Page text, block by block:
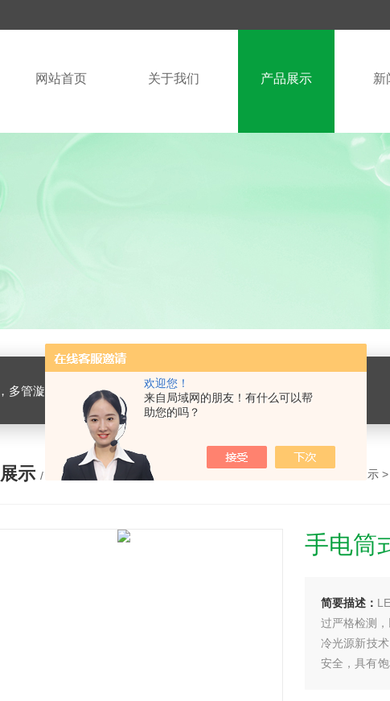
欢迎您！
来自局域网的朋友！有什么可以帮
助您的吗？
网站首页 关于我们 产品展示 新
，恒温混匀仪，水平摇床，牛奶抗生素恒温温育器，细菌内毒素恒温检测仪，PRP凝胶加热机孵育制备器，脂肪注射器离心机，大自血摇床，氮吹仪。
示 / PRODUCTS 产品展示 >
手电筒
简要描述：
过严格检测
冷光源新技
安全，具有